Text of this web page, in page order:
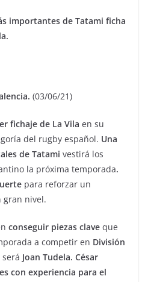
importantes de Tatami ficha
(03/06/21)
fichaje de La Vila en su
del rugby español. Una
de Tatami vestirá los
la próxima temporada.
para reforzar un
gran nivel.
conseguir piezas clave que
a competir en División
Joan Tudela. César
con experiencia para el